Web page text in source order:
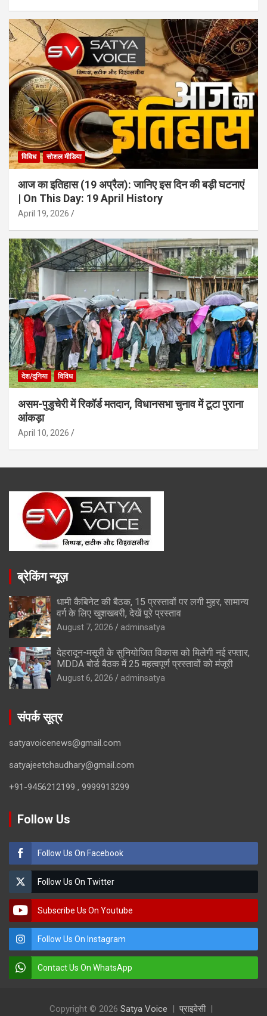
विविध सोशल मीडिया
आज का इतिहास (19 अप्रैल): जानिए इस दिन की बड़ी घटनाएं
| On This Day: 19 April History
April 19, 2026
देश/दुनिया विविध
असम-पुडुचेरी में रिकॉर्ड मतदान, विधानसभा चुनाव में टूटा पुराना
आंकड़ा
April 10, 2026
ब्रेकिंग न्यूज़
धामी कैबिनेट की बैठक, 15 प्रस्तावों पर लगी मुहर, सामान्य
वर्ग के लिए खुशखबरी, देखें पूरे प्रस्ताव
August 7, 2026 adminsatya
देहरादून-मसूरी के सुनियोजित विकास को मिलेगी नई रफ्तार,
MDDA बोर्ड बैठक में 25 महत्वपूर्ण प्रस्तावों को मंजूरी
August 6, 2026 adminsatya
संपर्क सूत्र
satyavoicenews@gmail.com
satyajeetchaudhary@gmail.com
+91-9456212199 , 9999913299
Follow Us
Follow Us On Facebook
Follow Us On Twitter
Subscribe Us On Youtube
Follow Us On Instagram
Contact Us On WhatsApp
Copyright © 2026 Satya Voice प्राइवेसी